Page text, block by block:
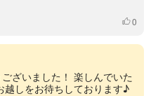
いいね
0
ざいました！ 楽しんでいた
越しをお待ちしております♪